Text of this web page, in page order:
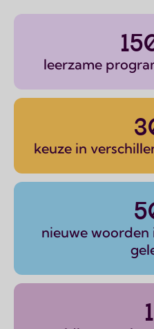
leerzame
keuze in
nieuwe woorden